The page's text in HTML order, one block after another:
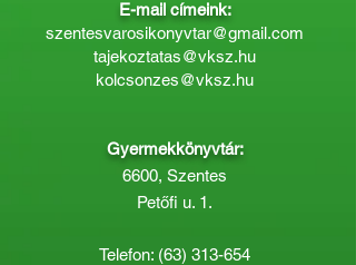
E-mail címeink:
szentesvarosikonyvtar@gmail.com
tajekoztatas@vksz.hu
kolcsonzes@vksz.hu
Gyermekkönyvtár:
6600, Szentes
Petőfi u. 1.
Telefon: (63) 313-654